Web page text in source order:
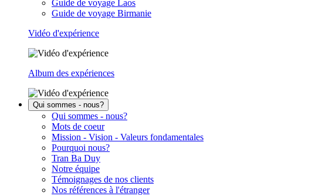
Guide de voyage Laos
Guide de voyage Birmanie
Vidéo d'expérience
Album des expériences
Qui sommes - nous?
Qui sommes - nous?
Mots de coeur
Mission - Vision - Valeurs fondamentales
Pourquoi nous?
Tran Ba Duy
Notre équipe
Témoignages de nos clients
Nos références à l'étranger